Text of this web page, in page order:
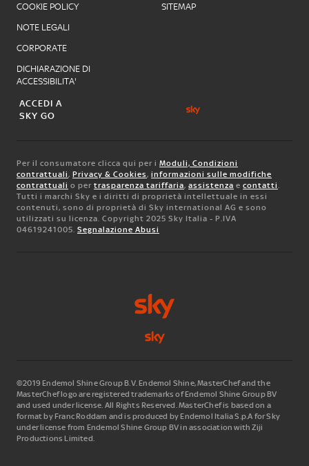
COOKIE POLICY
NOTE LEGALI
CORPORATE
DICHIARAZIONE DI
ACCESSIBILITA'
SITEMAP
ACCEDI A
SKY GO
Per il consumatore clicca qui per i Moduli, Condizioni
contrattuali , Privacy & Cookies, informazioni sulle modifiche
contrattuali o per trasparenza tariffaria, assistenza e contatti
Tutti i marchi Sky e i diritti di proprietà intellettuale in essi
contenuti, sono di proprietà di Sky international AG e sono
utilizzati su licenza. Copyright 2025 Sky Italia - P.IVA
04619241005. Segnalazione Abusi
©2019 Endemol Shine Group B.V. Endemol Shine, MasterChef and the
MasterChef logo are registered trademarks of Endemol Shine Group BV
and used under license. All Rights Reserved. MasterChef is based on a
format by Franc Roddam and is produced by Endemol Italia S.p.A for Sky
under license from Endemol Shine Group BV in association with Ziji
Productions Limited.